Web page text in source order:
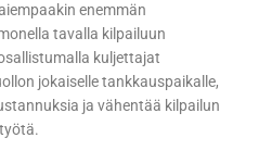
enemmän
tavalla kilpailuun
kuljettajat
jokaiselle tankkauspaikalle,
ja vähentää kilpailun